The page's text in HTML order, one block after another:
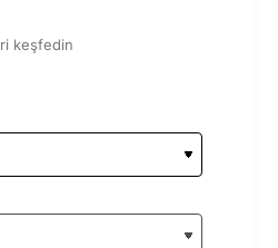
keşfedin